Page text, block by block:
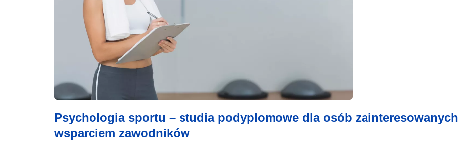
Psychologia sportu – studia podyplomowe dla osób zainteresowanych
wsparciem zawodników